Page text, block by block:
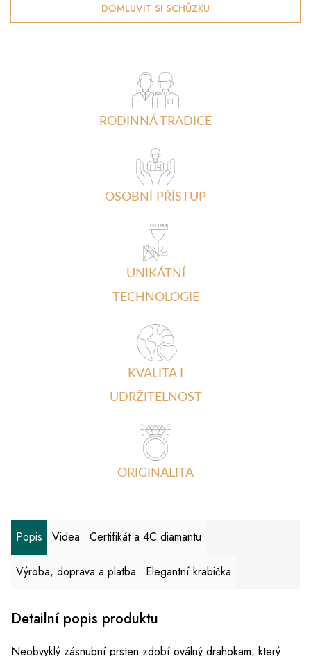
DOMLUVIT SI SCHŮZKU
RODINNÁ TRADICE
OSOBNÍ PŘÍSTUP
UNIKÁTNÍ
TECHNOLOGIE
KVALITA I
UDRŽITELNOST
ORIGINALITA
Popis Videa Certifikát a 4C diamantu
Výroba, doprava a platba Elegantní krabička
Detailní popis produktu
Neobvyklý zásnubní prsten zdobí oválný drahokam, který